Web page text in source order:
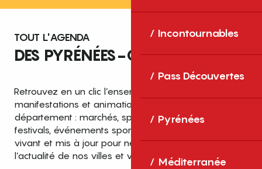
Incontournables
Pass Découvertes
Pyrénées
Méditerranée
TOUT L'AGENDA
DES PYRÉNÉES-ORIENTALES
Retrouvez en un clic l’ensemble des fêtes,
manifestations et animations recensées dans le
département : marchés, spectacles, expositions,
festivals, événements sportifs et culturels… un agenda
vivant et mis à jour pour ne rien manquer de
l’actualité de nos villes et villages.